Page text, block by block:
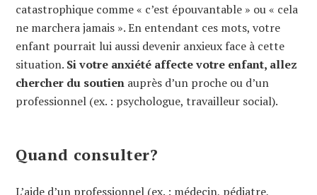
catastrophique comme « c’est épouvantable » ou « cela
ne marchera jamais ». En entendant ces mots, votre
enfant pourrait lui aussi devenir anxieux face à cette
situation. Si votre anxiété affecte votre enfant, allez
chercher du soutien auprès d’un proche ou d’un
professionnel (ex. : psychologue, travailleur social).
Quand consulter?
L’aide d’un professionnel (ex. : médecin, pédiatre,